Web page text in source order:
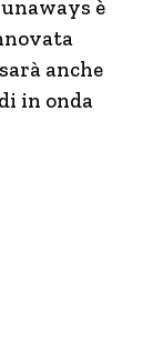
è
anche
in onda